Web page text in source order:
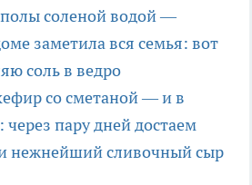
соленой водой —
заметила вся семья: вот
соль в ведро
со сметаной — и в
пару дней достаем
нежнейший сливочный сыр